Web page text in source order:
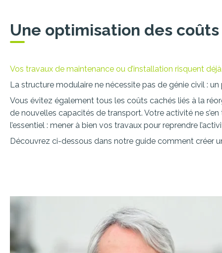
Une optimisation des
Vos travaux de maintenance ou d’installation risquent
La structure modulaire ne nécessite pas de génie civil :
Vous évitez également tous les coûts cachés liés à la
de nouvelles capacités de transport. Votre activité ne
l’essentiel : mener à bien vos travaux pour reprendre
Découvrez ci-dessous dans notre guide comment créer